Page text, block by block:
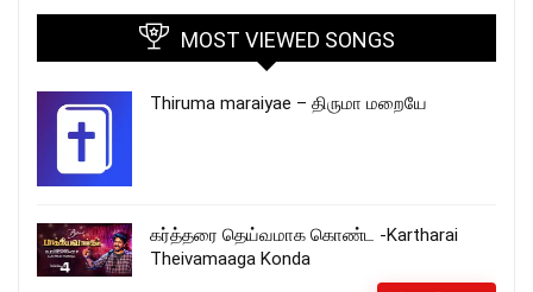
MOST VIEWED SONGS
Thiruma maraiyae – திருமா மறையே
கர்த்தரை தெய்வமாக கொண்ட -Kartharai
Theivamaaga Konda